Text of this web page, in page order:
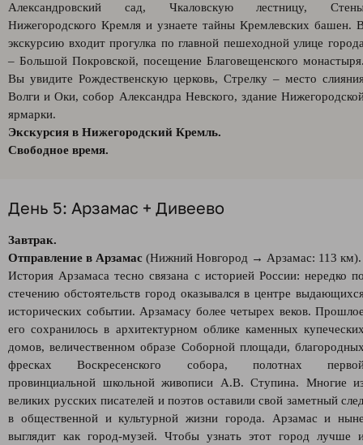
Александровский сад, Чкаловскую лестницу,
Нижегородского Кремля и узнаете тайны Кремлевских башен.
экскурсию входит прогулка по главной пешеходной улице
– Большой Покровской, посещение Благовещенского
Вы увидите Рождественскую церковь, Стрелку – место
Волги и Оки, собор Александра Невского, здание
ярмарки.
Экскурсия в Нижегородский Кремль.
Свободное время.
День 5: Арзамас + Дивеево
Завтрак.
Отправление в Арзамас (Нижний Новгород → Арзамас: 113 км).
История Арзамаса тесно связана с историей России: нередко
стечению обстоятельств город оказывался в центре
исторических событии. Арзамасу более четырех веков.
его сохранилось в архитектурном облике каменных
домов, величественном образе Соборной площади,
фресках Воскресенского собора, полотнах
провинциальной школьной живописи А.В. Ступина. Многие
великих русских писателей и поэтов оставили свой заметный
в общественной и культурной жизни города. Арзамас и
выглядит как город-музей. Чтобы узнать этот город лучше